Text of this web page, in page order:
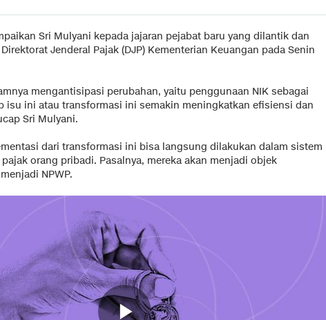
Sri Mulyani kepada jajaran pejabat baru yang dilantik dan
Jenderal Pajak (DJP) Kementerian Keuangan pada Senin
mengantisipasi perubahan, yaitu penggunaan NIK sebagai
isu ini atau transformasi ini semakin meningkatkan efisiensi dan
Sri Mulyani.
dari transformasi ini bisa langsung dilakukan dalam sistem
orang pribadi. Pasalnya, mereka akan menjadi objek
NPWP.